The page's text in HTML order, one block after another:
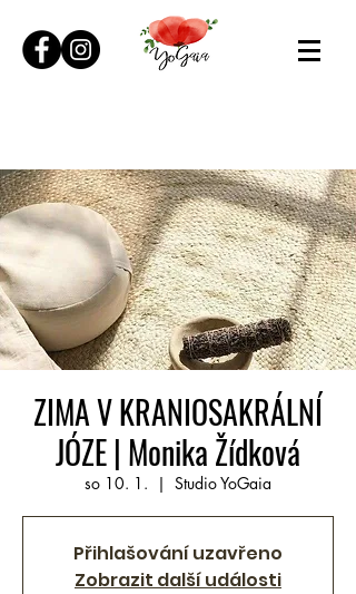
ZIMA V KRANIOSAKRÁLNÍ
JÓZE | Monika Žídková
so 10. 1.
  |
Studio YoGaia
Přihlašování uzavřeno
Zobrazit další události